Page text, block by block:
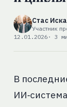
Стас
Участник
12.01.2026· 3
В